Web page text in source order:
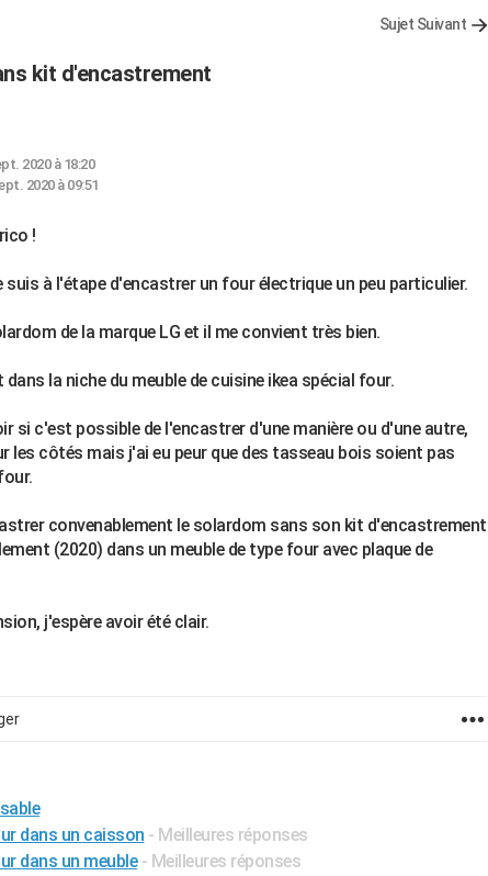
Sujet Suivant
kit d'encastrement
2020 à 18:20
2020 à 09:51
!
suis à l'étape d'encastrer un four électrique un peu particulier.
de la marque LG et il me convient très bien.
la niche du meuble de cuisine ikea spécial four.
si c'est possible de l'encastrer d'une manière ou d'une autre,
les côtés mais j'ai eu peur que des tasseau bois soient pas
convenablement le solardom sans son kit d'encastrement
(2020) dans un meuble de type four avec plaque de
j'espère avoir été clair.
dans un caisson - Meilleures réponses
dans un meuble - Meilleures réponses